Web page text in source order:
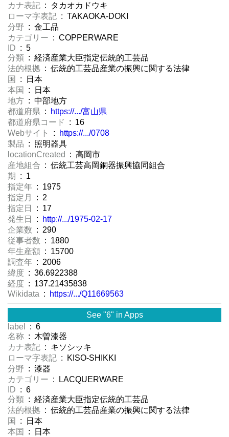
カナ表記 : タカオカドウキ
ローマ字表記 : TAKAOKA-DOKI
分野 : 金工品
カテゴリー : COPPERWARE
ID : 5
分類 : 経済産業大臣指定伝統的工芸品
法的根拠 : 伝統的工芸品産業の振興に関する法律
国
: 日本
本国
: 日本
地方 : 中部地方
都道府県 :
https://.../富山県
都道府県コード
: 16
Webサイト
:
https://.../0708
製品 : 照明器具
locationCreated
: 高岡市
産地組合 : 伝統工芸高岡銅器振興協同組合
期
: 1
指定年 : 1975
指定月
: 2
指定日
: 17
発生日
:
http://.../1975-02-17
企業数 : 290
従事者数 : 1880
年生産額 : 15700
調査年 : 2006
緯度 : 36.6922388
経度 : 137.21435838
Wikidata : https://.../Q11669563
See "6" in Apps
label
: 6
名称 : 木曽漆器
カナ表記 : キソシッキ
ローマ字表記 : KISO-SHIKKI
分野 : 漆器
カテゴリー : LACQUERWARE
ID : 6
分類 : 経済産業大臣指定伝統的工芸品
法的根拠 : 伝統的工芸品産業の振興に関する法律
国
: 日本
本国
: 日本